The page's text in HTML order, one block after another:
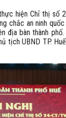
hiện Chỉ thị số
chắc an ninh
địa bàn thành
tịch UBND TP.